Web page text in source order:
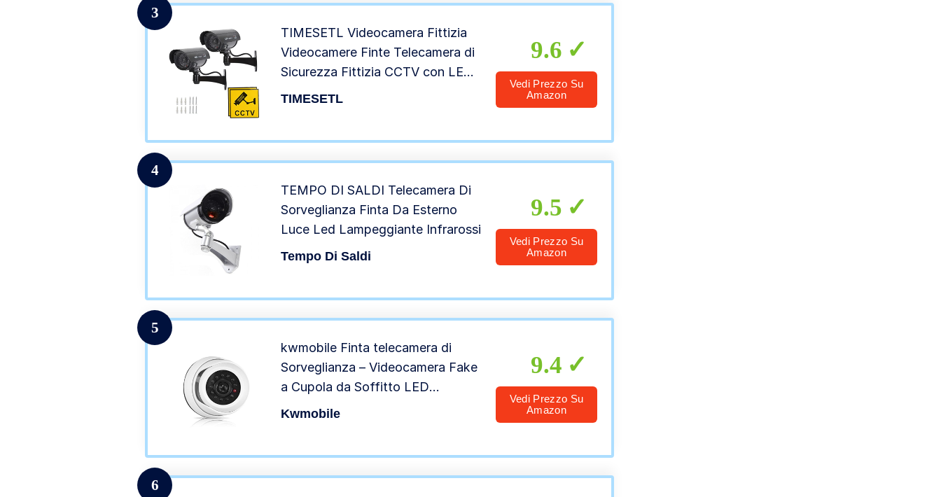
3
TIMESETL Videocamera Fittizia
Videocamere Finte Telecamera di
Sicurezza Fittizia CCTV con LED
Rosso Lampeggiante Telecamera
TIMESETL
9.6
Vedi Prezzo Su
Amazon
4
TEMPO DI SALDI Telecamera Di
Sorveglianza Finta Da Esterno
Luce Led Lampeggiante Infrarossi
Tempo Di Saldi
9.5
Vedi Prezzo Su
Amazon
5
kwmobile Finta telecamera di
Sorveglianza – Videocamera Fake
a Cupola da Soffitto LED
lampeggiante – Dummy Camera
Kwmobile
9.4
Vedi Prezzo Su
Amazon
6